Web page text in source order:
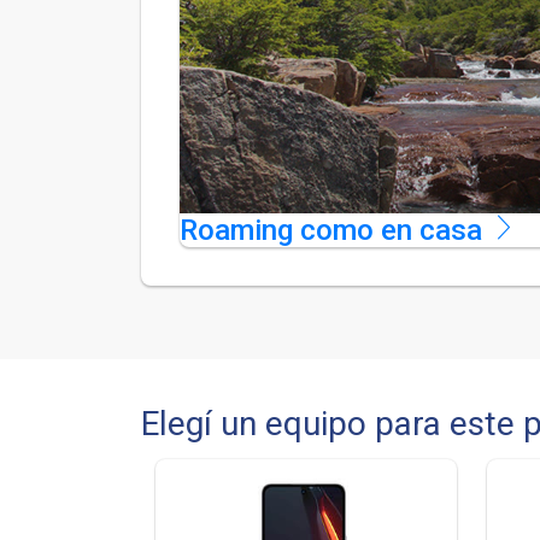
Roaming como en casa
Elegí un equipo para este